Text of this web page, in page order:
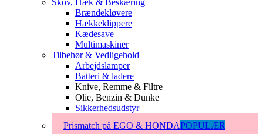
Skov, Hæk & Beskæring
Brændekløvere
Hækkeklippere
Kædesave
Multimaskiner
Tilbehør & Vedligehold
Arbejdslamper
Batteri & ladere
Knive, Remme & Filtre
Olie, Benzin & Dunke
Sikkerhedsudstyr
Prismatch på EGO & HONDAPOPULÆR